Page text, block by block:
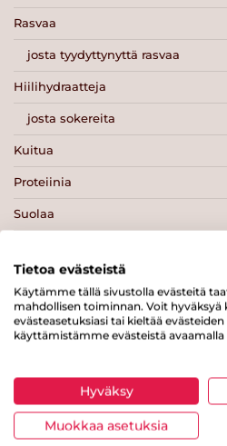
Rasvaa
josta tyydyttynyttä rasvaa
Hiilihydraatteja
josta sokereita
Kuitua
Proteiinia
Suolaa
Tulosta sivu
Tietoa evästeistä
Käytämme tällä sivustolla evästeitä
mahdollisen toiminnan. Voit
evästeasetuksiasi tai kieltää
käyttämistämme evästeistä avaamalla
Hyväksy
Muokkaa asetuksia